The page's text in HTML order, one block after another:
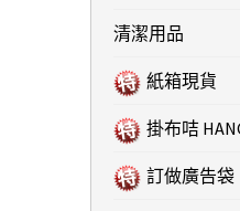
清潔用品
紙箱現貨
掛布咭
訂做廣告袋